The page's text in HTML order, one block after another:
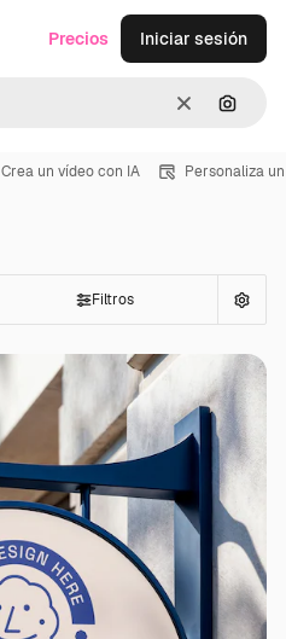
Borrar
Precios Iniciar sesión
Crea un vídeo con IA Personaliza
Filtros